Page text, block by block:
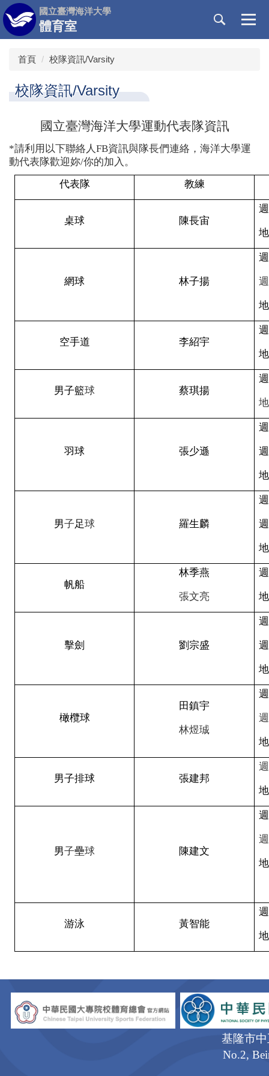
跳
到
主
國立臺灣海洋大學
體育室
首頁 校隊資訊/Varsity
校隊資訊/Varsity
國立臺灣海洋大學運動代表隊資訊
*請利用以下聯絡人FB資訊與隊長們連絡，海洋大學運
動代表隊歡迎妳/你的加入。
代表隊 教練
桌球 陳長宙
網球 林子揚
空手道 李紹宇
男子籃球 蔡琪揚
羽球 張少遜
男子足球 羅生麟
帆船
林季燕
張文亮
擊劍 劉宗盛
橄欖球
田鎮宇
林煜珹
男子排球 張建邦
男子壘球 陳建文
游泳 黃智能
基隆市
No.2,